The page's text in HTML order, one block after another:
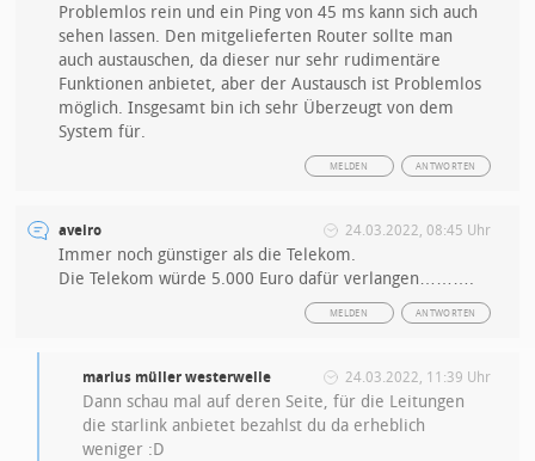
Problemlos rein und ein Ping von 45 ms kann sich auch
sehen lassen. Den mitgelieferten Router sollte man
auch austauschen, da dieser nur sehr rudimentäre
Funktionen anbietet, aber der Austausch ist Problemlos
möglich. Insgesamt bin ich sehr Überzeugt von dem
System für.
ANTWORTEN
MELDEN
aveiro 24.03.2022, 08:45 Uhr
Immer noch günstiger als die Telekom.
Die Telekom würde 5.000 Euro dafür verlangen……….
ANTWORTEN
MELDEN
marius müller westerwelle 24.03.2022, 11:39 Uhr
Dann schau mal auf deren Seite, für die Leitungen
die starlink anbietet bezahlst du da erheblich
weniger :D